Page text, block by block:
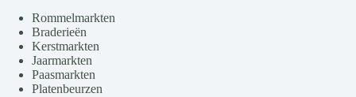
Rommelmarkten
Braderieën
Kerstmarkten
Jaarmarkten
Paasmarkten
Platenbeurzen